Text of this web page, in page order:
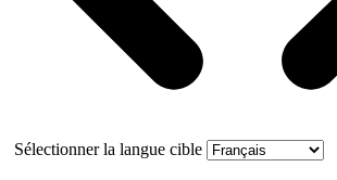
Sélectionner la langue cible